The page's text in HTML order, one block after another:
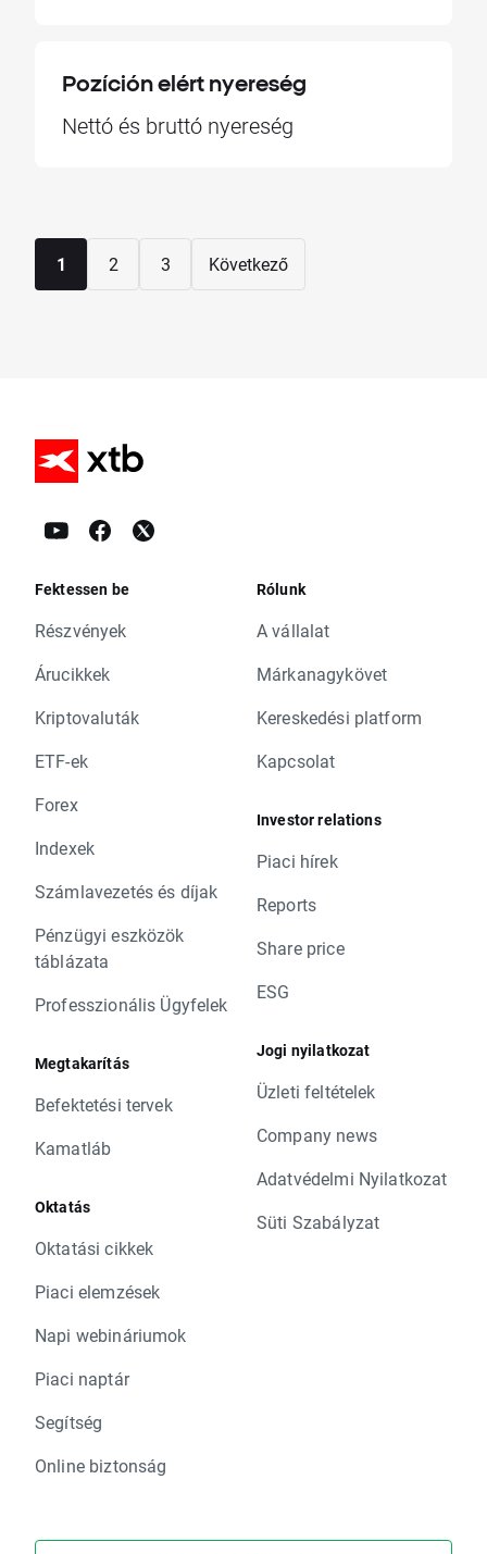
Pozíción elért nyereség
Nettó és bruttó nyereség
1 2 3 Következő
Fektessen be
Részvények
Árucikkek
Kriptovaluták
ETF-ek
Forex
Indexek
Számlavezetés és díjak
Pénzügyi eszközök
táblázata
Professzionális Ügyfelek
Megtakarítás
Befektetési tervek
Kamatláb
Oktatás
Oktatási cikkek
Piaci elemzések
Napi webináriumok
Piaci naptár
Segítség
Online biztonság
Rólunk
A vállalat
Márkanagykövet
Kereskedési platform
Kapcsolat
Investor relations
Piaci hírek
Reports
Share price
ESG
Jogi nyilatkozat
Üzleti feltételek
Company news
Adatvédelmi Nyilatkozat
Süti Szabályzat